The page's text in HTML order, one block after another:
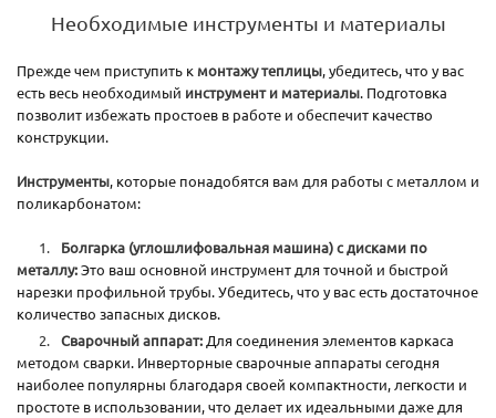
Необходимые инструменты и материалы
Прежде чем приступить к монтажу теплицы, убедитесь, что у вас
есть весь необходимый инструмент и материалы. Подготовка
позволит избежать простоев в работе и обеспечит качество
конструкции.
Инструменты, которые понадобятся вам для работы с металлом и
поликарбонатом:
Болгарка (углошлифовальная машина) с дисками по
металлу:Это ваш основной инструмент для точной и быстрой
нарезки профильной трубы. Убедитесь, что у вас есть достаточное
количество запасных дисков.
Сварочный аппарат: Для соединения элементов каркаса
методом сварки. Инверторные сварочные аппараты сегодня
наиболее популярны благодаря своей компактности, легкости и
простоте в использовании, что делает их идеальными даже для